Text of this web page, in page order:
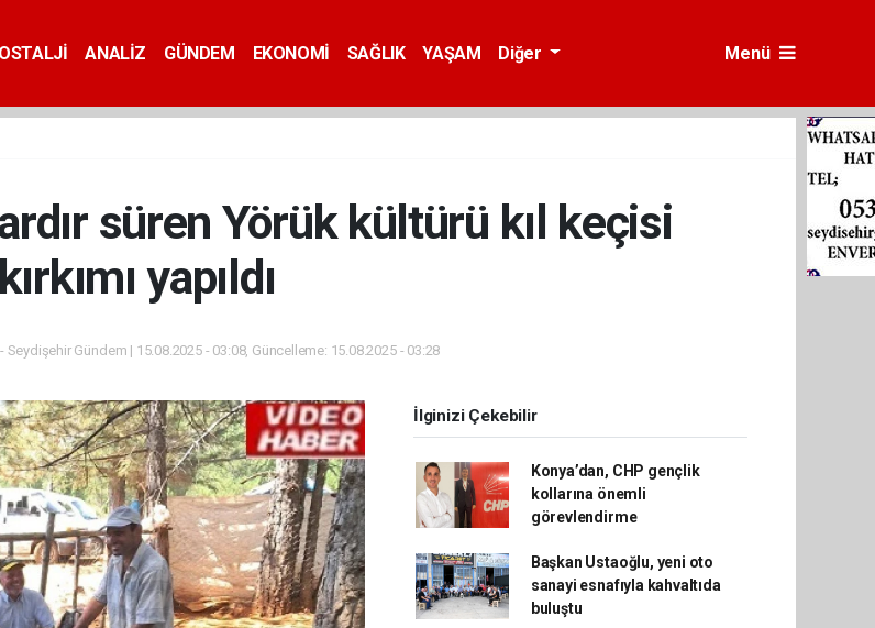
ANALİZ GÜNDEM EKONOMİ SAĞLIK YAŞAM Diğer Menü
süren Yörük kültürü kıl keçisi
kırkımı yapıldı
Seydişehir Gündem | 15.08.2025 - 03:08, Güncelleme: 15.08.2025 - 03:28
İlginizi Çekebilir
Konya’dan, CHP gençlik
kollarına önemli
görevlendirme
Başkan Ustaoğlu, yeni oto
sanayi esnafıyla kahvaltıda
buluştu